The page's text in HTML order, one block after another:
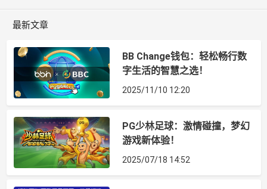
最新文章
BB Change钱包：轻松畅行数
字生活的智慧之选！
2025/11/10 12:20
PG少林足球：激情碰撞，梦幻
游戏新体验！
2025/07/18 14:52